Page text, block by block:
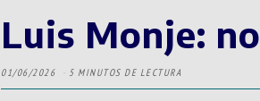
Luis Monje:
01/06/2026 5 MINUTOS DE LECTURA